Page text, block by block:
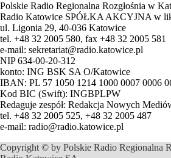
Polskie Radio Regionalna Rozgłośnia w
Radio Katowice SPÓŁKA AKCYJNA w
ul. Ligonia 29, 40-036 Katowice
tel. +48 32 2005 580, fax +48 32 2005 581
e-mail: sekretariat@radio.katowice.pl
NIP 634-00-20-312
konto: ING BSK SA O/Katowice
IBAN: PL 57 1050 1214 1000 0007 0006
Kod BIC (Swift): INGBPLPW
Redaguje zespół: Redakcja Nowych
tel. +48 32 2005 525, +48 32 2005 487
e-mail: radio@radio.katowice.pl
Copyright © by Polskie Radio Regionalna